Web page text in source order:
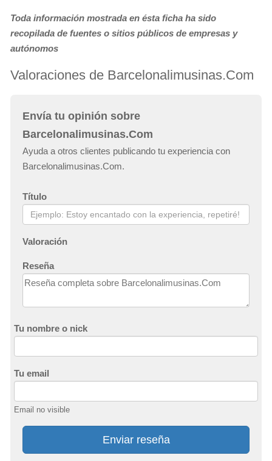
Toda información mostrada en ésta ficha ha sido
recopilada de fuentes o sitios públicos de empresas y
autónomos
Valoraciones de Barcelonalimusinas.Com
Envía tu opinión sobre
Barcelonalimusinas.Com
Ayuda a otros clientes publicando tu experiencia con
Barcelonalimusinas.Com.
Título
Valoración
Reseña
Tu nombre o nick
Tu email
Email no visible
Enviar reseña